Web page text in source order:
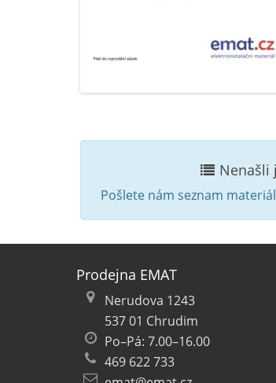
Nenašli
Pošlete nám seznam
Prodejna EMAT
Nerudova 1243
537 01 Chrudim
Po–Pá: 7.00–16.00
469 622 733